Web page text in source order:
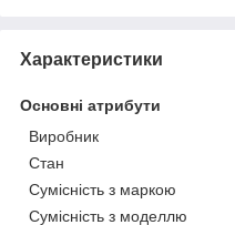
Характеристики
Основні атрибути
Виробник
Стан
Сумісність з маркою
Сумісність з моделлю